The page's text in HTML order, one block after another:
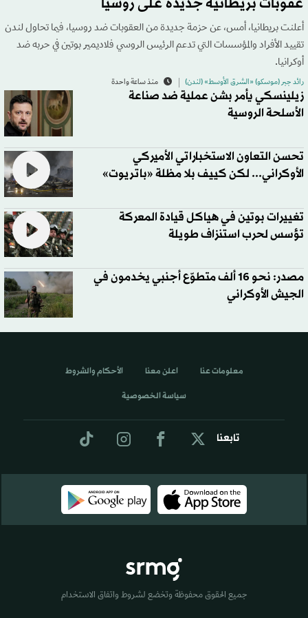
عقوبات بريطانية جديدة على روسيا
أعلنت بريطانيا، أمس، عن حزمة جديدة من العقوبات ضد روسيا، فيما تحاول لندن
تقييد الأفراد والمؤسسات التي تدعم الرئيس الروسي فلاديمير بوتين في حربه ضد
أوكرانيا.
رائد جبر (موسكو) «الشرق الأوسط» (لندن) منذ ساعة واحدة
زيلينسكي يأمر بشن عملية ضد صناعة
الأسلحة الروسية
تحسن التعاون الاستخباراتي الأميركي
الأوكراني... لكن كييف بلا مظلة «باتريوت»
تغييرات بوتين في هياكل قيادة المعركة
تؤسس لحرب استنزاف طويلة
مصدر: نحو 16 ألف متطوّع أجنبي يخدمون في
الجيش الأوكراني
تابعنا
معلومات عنا اعلن معنا الأحكام والشروط
سياسة الخصوصية
جميع الحقوق محفوظة وتخضع لشروط واتفاق الاستخدام